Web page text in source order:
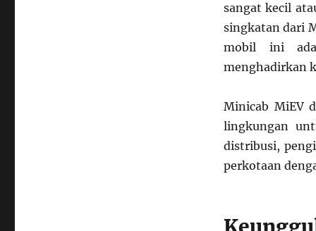
sangat kecil
singkatan dari
mobil ini
menghadirkan
Minicab MiEV
lingkungan
distribusi,
perkotaan